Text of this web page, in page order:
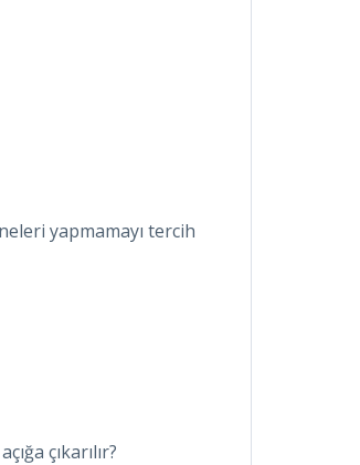
yapmamayı tercih
çıkarılır?